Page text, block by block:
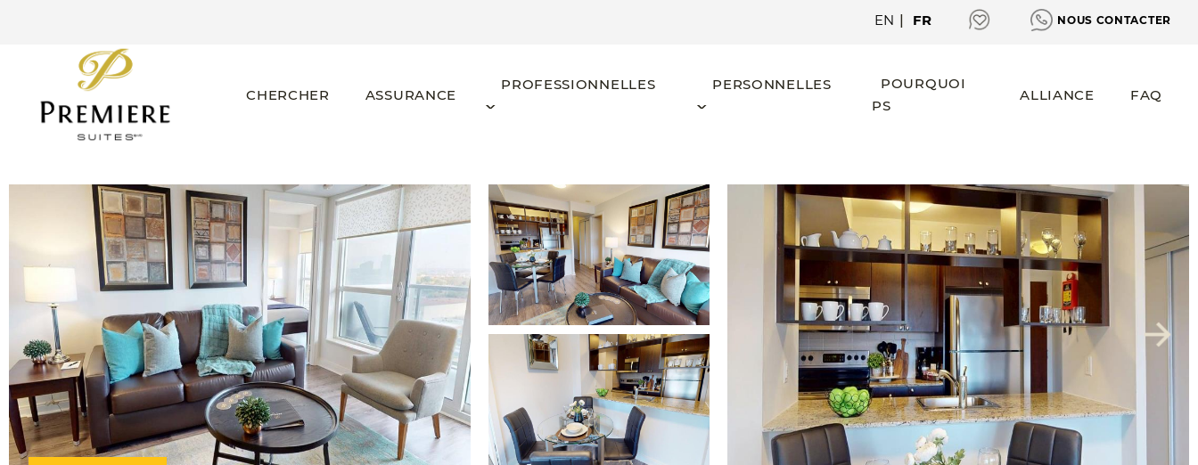
EN | FR NOUS CONTACTER
CHERCHER ASSURANCE
PROFESSIONNELLES PERSONNELLES
POURQUOI
PS
ALLIANCE FAQ